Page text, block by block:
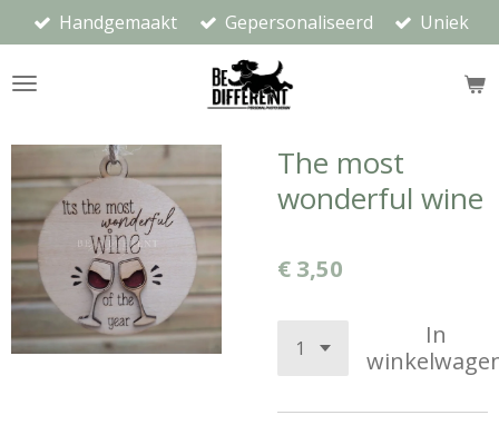
direct
naar
Handgemaakt Gepersonaliseerd Uniek
The most
wonderful wine
€ 3,50
In